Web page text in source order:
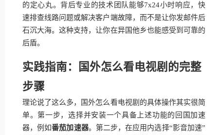
的定心丸。背后专业的技术团队能够7x24小时响应，快
速排查线路问题或解决客户端故障，而不是让你发邮件后
石沉大海。这种支持，让你在异国他乡也能感受到可靠的
后盾。
实践指南：国外怎么看电视剧的完整
步骤
理论说了这么多，国外怎么看电视剧的具体操作其实很简
单。第一步，选择并安装一个具备上述功能的回国加速
器，例如番茄加速器。第二步，在应用内选择“影音加速”